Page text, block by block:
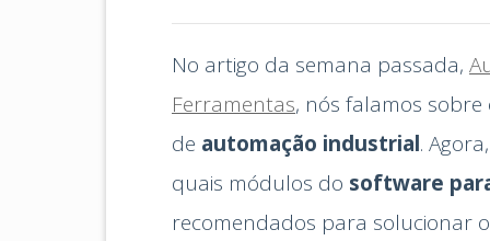
No artigo da semana passada,
Ferramentas, nós falamos sobre
de automação industrial.
quais módulos do software
recomendados para solucionar